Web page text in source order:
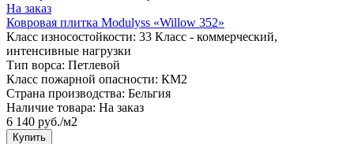
На заказ
Ковровая плитка Modulyss «Willow 352»
Класс износостойкости: 33 Класс - коммерческий,
интенсивные нагрузки
Тип ворса: Петлевой
Класс пожарной опасности: КМ2
Страна производства: Бельгия
Наличие товара: На заказ
6 140 руб./м2
Купить